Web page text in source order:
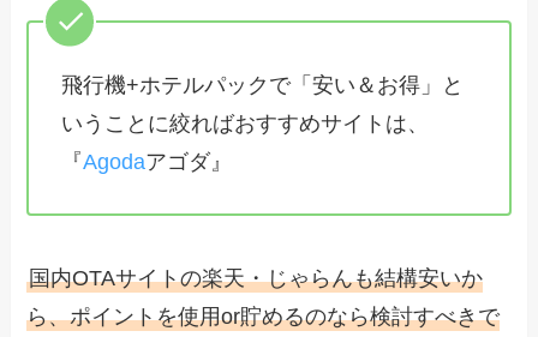
飛行機+ホテルパックで「安い＆お得」と
いうことに絞ればおすすめサイトは、
『Agodaアゴダ』
国内OTAサイトの楽天・じゃらんも結構安いか
ら、ポイントを使用or貯めるのなら検討すべきで